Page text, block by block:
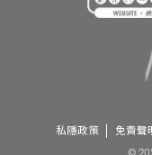
私隱政策 免責聲
©